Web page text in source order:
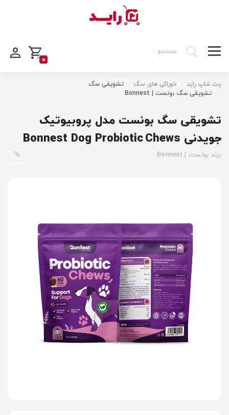
0
پت شاپ راید خوراکی های سگ
تشویقی سگ
تشویقی سگ بونست | Bonnest
تشویقی سگ بونست مدل پروبیوتیک
جویدنی Bonnest Dog Probiotic Chews
برند بونست | Bonnest